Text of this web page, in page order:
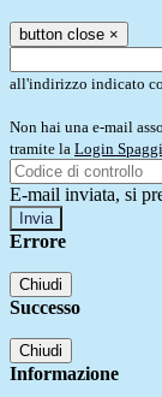
button close ×
all'indirizzo indicato
Non hai una e-mail
tramite la Login
E-mail inviata, si
Errore
Chiudi
Successo
Chiudi
Informazione